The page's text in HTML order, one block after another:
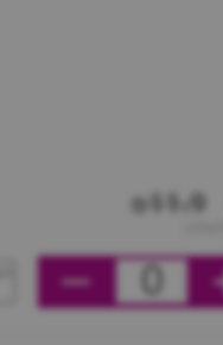
₪11.9
0